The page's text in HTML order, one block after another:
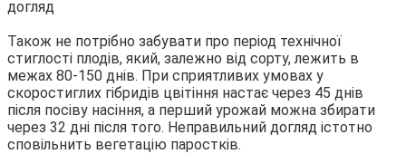
Також не потрібно забувати про період технічної
стиглості плодів, який, залежно від сорту, лежить в
межах 80-150 днів. При сприятливих умовах у
скоростиглих гібридів цвітіння настає через 45 днів
після посіву насіння, а перший урожай можна збирати
через 32 дні після того. Неправильний догляд істотно
сповільнить вегетацію паростків.